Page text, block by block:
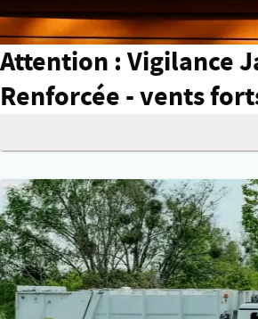
Attention : Vigilance
Renforcée - vents